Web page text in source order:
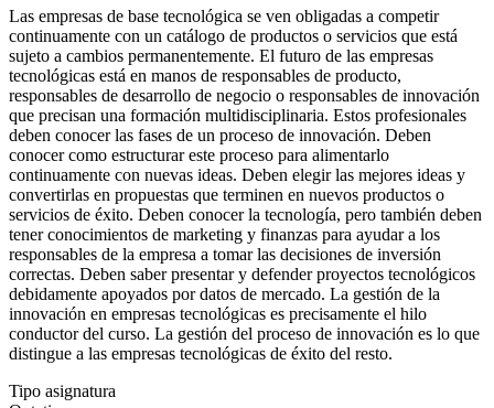
Las empresas de base tecnológica se ven obligadas a competir
continuamente con un catálogo de productos o servicios que está
sujeto a cambios permanentemente. El futuro de las empresas
tecnológicas está en manos de responsables de producto,
responsables de desarrollo de negocio o responsables de innovación
que precisan una formación multidisciplinaria. Estos profesionales
deben conocer las fases de un proceso de innovación. Deben
conocer como estructurar este proceso para alimentarlo
continuamente con nuevas ideas. Deben elegir las mejores ideas y
convertirlas en propuestas que terminen en nuevos productos o
servicios de éxito. Deben conocer la tecnología, pero también deben
tener conocimientos de marketing y finanzas para ayudar a los
responsables de la empresa a tomar las decisiones de inversión
correctas. Deben saber presentar y defender proyectos tecnológicos
debidamente apoyados por datos de mercado. La gestión de la
innovación en empresas tecnológicas es precisamente el hilo
conductor del curso. La gestión del proceso de innovación es lo que
distingue a las empresas tecnológicas de éxito del resto.
Tipo asignatura